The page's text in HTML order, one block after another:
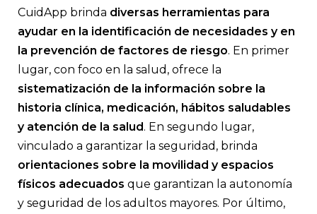
CuidApp brinda diversas herramientas para
ayudar en la identificación de necesidades y en
la prevención de factores de riesgo. En primer
lugar, con foco en la salud, ofrece la
sistematización de la información sobre la
historia clínica, medicación, hábitos saludables
y atención de la salud. En segundo lugar,
vinculado a garantizar la seguridad, brinda
orientaciones sobre la movilidad y espacios
físicos adecuados que garantizan la autonomía
y seguridad de los adultos mayores. Por último,